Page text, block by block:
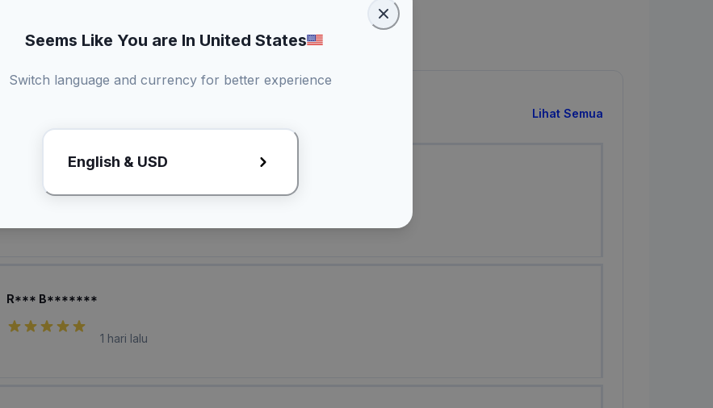
Lihat Semua
R*** B*******
1 hari lalu
Seems Like You are In United States
Switch language and currency for better experience
English & USD